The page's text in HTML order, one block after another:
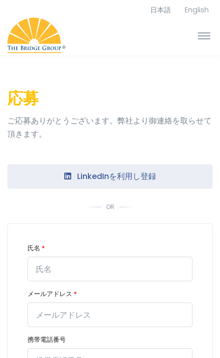
日本語 English
応募
ご応募ありがとうございます。弊社より御連絡を取らせて
頂きます。
LinkedInを利用し登録
OR
氏名 *
メールアドレス *
携帯電話番号